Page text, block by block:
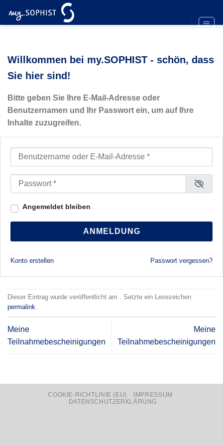
Inhalt
Willkommen bei my.SOPHIST - schön, dass
Sie hier sind!
Bitte geben Sie Ihre E-Mail-Adresse oder
Benutzernamen und Ihr Passwort ein, um auf Ihre
Inhalte zuzugreifen.
Benutzername oder E-Mail-Adresse
Passwort
Angemeldet bleiben
ANMELDUNG
Konto erstellen Passwort vergessen?
Dieser Eintrag wurde veröffentlicht am . Setzte ein Lesezeichen
permalink.
Meine
Teilnahmebescheinigungen
Meine
Teilnahmebescheinigungen
COOKIE-RICHTLINIE (EU)
IMPRESSUM
DATENSCHUTZERKLÄRUNG